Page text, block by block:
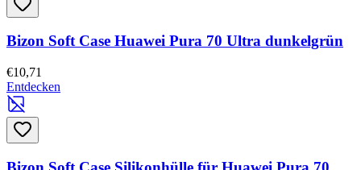
Bizon Soft Case Huawei Pura 70 Ultra dunkelgrün
€10,71
Entdecken